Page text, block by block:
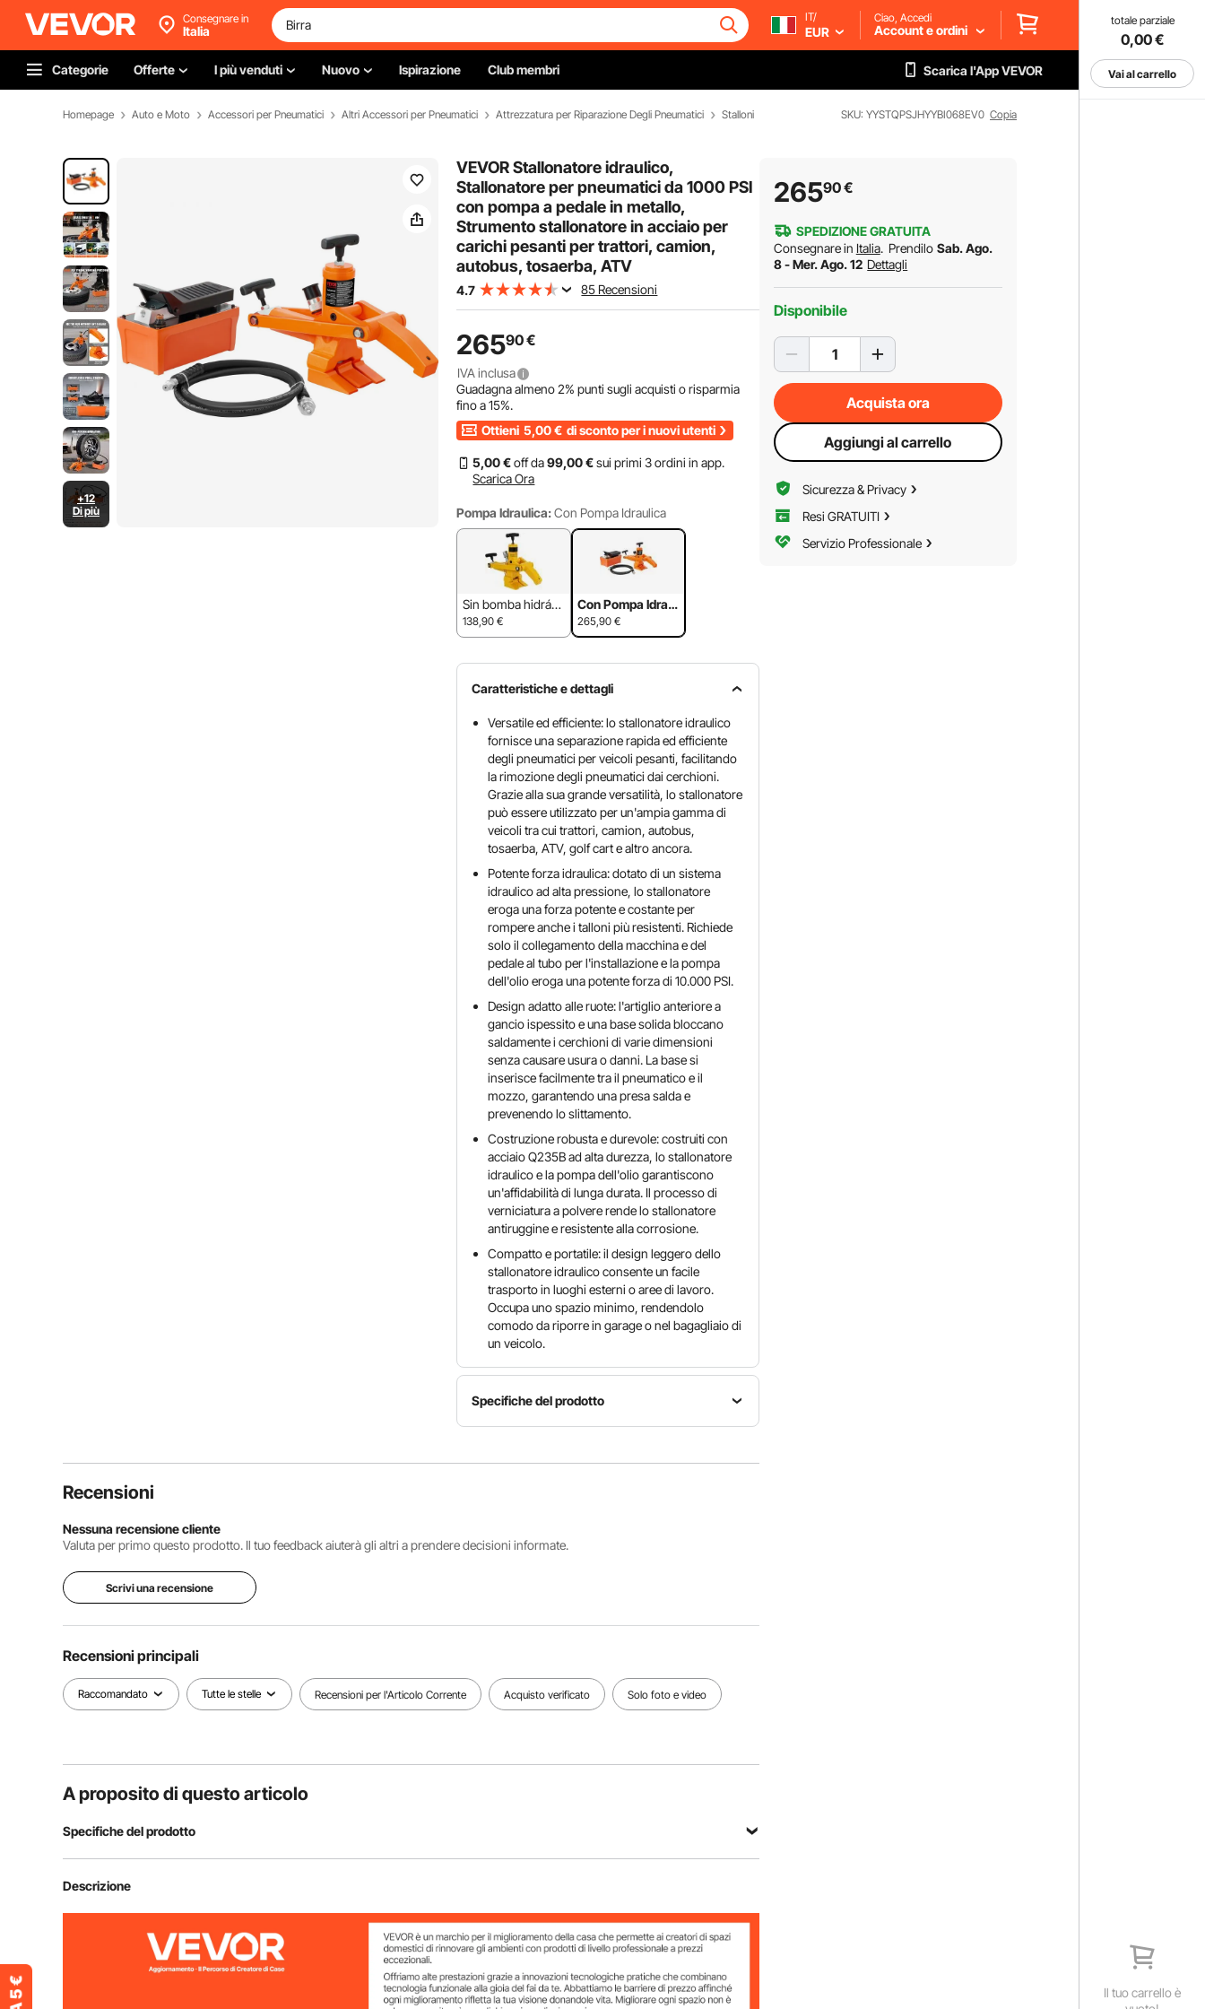
totale parziale
0,00€
Vai al carrello
Il tuo carrello è
Consegnare in
Italia
IT/
EUR
Ciao, Accedi
Account e ordini
Categorie Offerte I più venduti Nuovo Ispirazione Club membri Scarica l'App VEVOR
Homepage Auto e Moto Accessori per Pneumatici Altri Accessori per Pneumatici Attrezzatura per Riparazione Degli Pneumatici Stalloni SKU: YYSTQPSJHYYBI068EV0 Copia
+12
Di più
VEVOR Stallonatore idraulico,
Stallonatore per pneumatici da 1000 PSI
con pompa a pedale in metallo,
Strumento stallonatore in acciaio per
carichi pesanti per trattori, camion,
autobus, tosaerba, ATV
4.7 85 Recensioni
26590€
IVA inclusa
Guadagna almeno2% punti sugli acquisti o risparmia
fino a15%.
Ottieni 5,00 € di sconto per i nuovi utenti
5,00 €off da99,00 €sui primi 3 ordini in app.
Scarica Ora
Pompa Idraulica: Con Pompa Idraulica
Sin bomba hidráuli
ca
138,90 €
Con Pompa Idraul
ica
265,90 €
Caratteristiche e dettagli
Versatile ed efficiente: lo stallonatore idraulico
fornisce una separazione rapida ed efficiente
degli pneumatici per veicoli pesanti, facilitando
la rimozione degli pneumatici dai cerchioni.
Grazie alla sua grande versatilità, lo stallonatore
può essere utilizzato per un'ampia gamma di
veicoli tra cui trattori, camion, autobus,
tosaerba, ATV, golf cart e altro ancora.
Potente forza idraulica: dotato di un sistema
idraulico ad alta pressione, lo stallonatore
eroga una forza potente e costante per
rompere anche i talloni più resistenti. Richiede
solo il collegamento della macchina e del
pedale al tubo per l'installazione e la pompa
dell'olio eroga una potente forza di 10.000 PSI.
Design adatto alle ruote: l'artiglio anteriore a
gancio ispessito e una base solida bloccano
saldamente i cerchioni di varie dimensioni
senza causare usura o danni. La base si
inserisce facilmente tra il pneumatico e il
mozzo, garantendo una presa salda e
prevenendo lo slittamento.
Costruzione robusta e durevole: costruiti con
acciaio Q235B ad alta durezza, lo stallonatore
idraulico e la pompa dell'olio garantiscono
un'affidabilità di lunga durata. Il processo di
verniciatura a polvere rende lo stallonatore
antiruggine e resistente alla corrosione.
Compatto e portatile: il design leggero dello
stallonatore idraulico consente un facile
trasporto in luoghi esterni o aree di lavoro.
Occupa uno spazio minimo, rendendolo
comodo da riporre in garage o nel bagagliaio di
un veicolo.
Specifiche del prodotto
del
della
Massimo.
(700 bar)
0 mm
9 kg
Recensioni
Nessuna recensione cliente
Valuta per primo questo prodotto. Il tuo feedback aiuterà gli altri a prendere decisioni informate.
Scrivi una recensione
Recensioni principali
Raccomandato Tutte le stelle Recensioni per l'Articolo Corrente Acquisto verificato Solo foto e video
A proposito di questo articolo
Specifiche del prodotto
Numero modello articolo
Dimensioni del prodotto 18,5 × 5,6 × 12,6 pollici/470×142×320 mm
10,4 ×5,3 ×7,8 pollici/264 ×135×198 mm
Descrizione
26590€
SPEDIZIONE GRATUITA
Consegnare in Italia. Prendilo Sab. Ago.
8 - Mer. Ago. 12 Dettagli
Disponibile
Acquista ora
Aggiungi al carrello
Sicurezza & Privacy
Resi GRATUITI
Servizio Professionale